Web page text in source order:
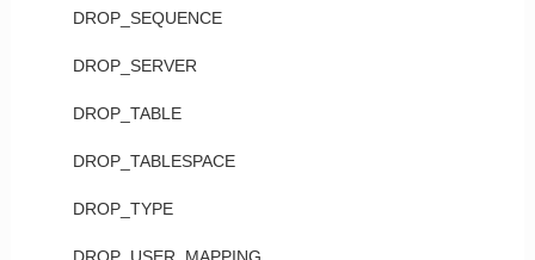
DROP_SEQUENCE
DROP_SERVER
DROP_TABLE
DROP_TABLESPACE
DROP_TYPE